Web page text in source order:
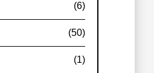
(6)
(50)
(1)